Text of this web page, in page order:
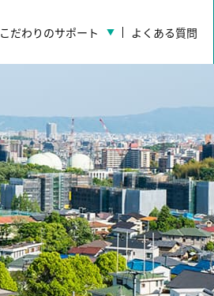
こだわりのサポート よくある質問